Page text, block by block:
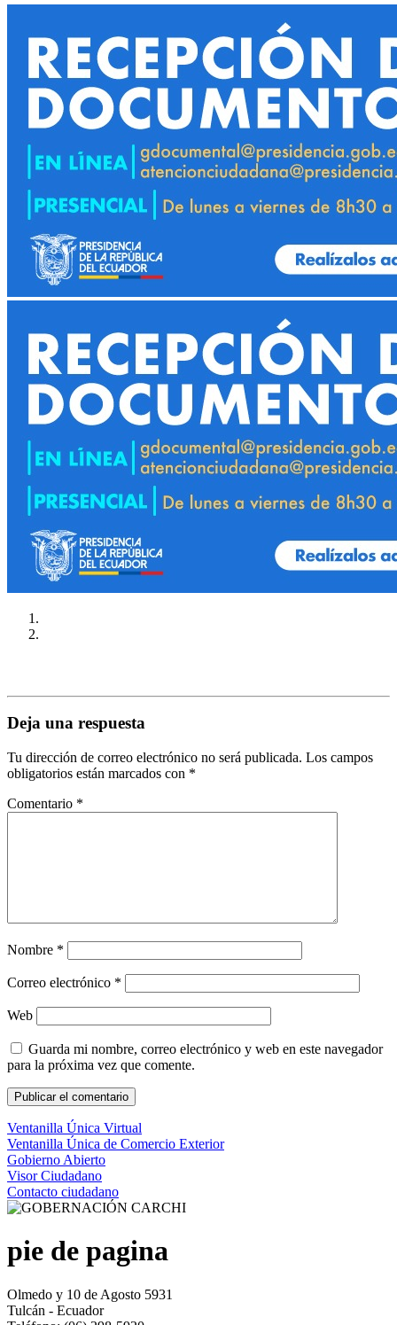
Deja una respuesta
Tu dirección de correo electrónico no será publicada. Los campos
obligatorios están marcados con *
Comentario *
Nombre *
Correo electrónico *
Web
Guarda mi nombre, correo electrónico y web en este navegador
para la próxima vez que comente.
Ventanilla Única Virtual
Ventanilla Única de Comercio Exterior
Gobierno Abierto
Visor Ciudadano
Contacto ciudadano
pie de pagina
Olmedo y 10 de Agosto 5931
Tulcán - Ecuador